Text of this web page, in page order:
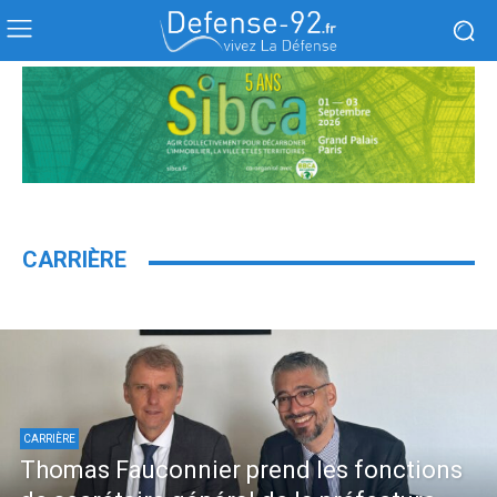
CARRIÈRE
CARRIÈRE
Thomas Fauconnier prend les fonctions